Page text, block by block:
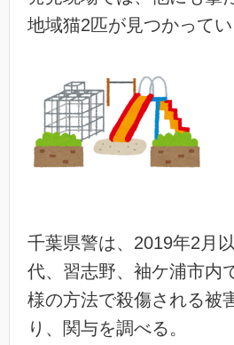
地域猫2匹が見つかってい
千葉県警は、2019年2月
代、習志野、袖ケ浦市内
様の方法で殺傷される被
り、関与を調べる。